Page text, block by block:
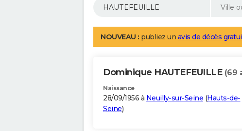
NOUVEAU : publiez un avis de décès
Dominique HAUTEFEUILLE (69
Naissance
28/09/1956 à Neuilly-sur-Seine (Hauts-de-
Seine)